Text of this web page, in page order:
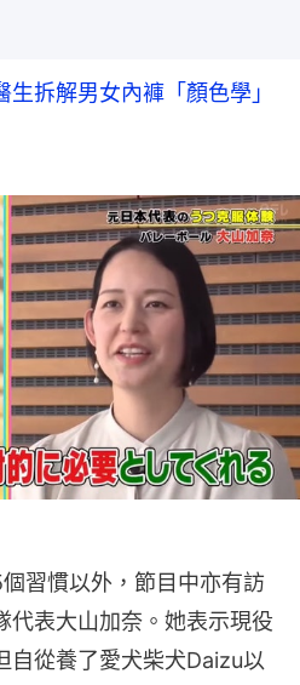
拆解男女內褲「顏色學」
習慣以外，節目中亦有訪
代表大山加奈。她表示現役
自從養了愛犬柴犬Daizu以